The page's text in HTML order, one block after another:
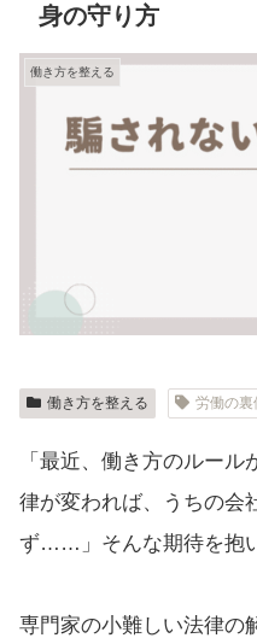
身の守り方
働き方を整える
働き方を整える 労働の裏
「最近、働き方のルー
律が変われば、うちの会
ず……」そんな期待を抱
専門家の小難しい法律の